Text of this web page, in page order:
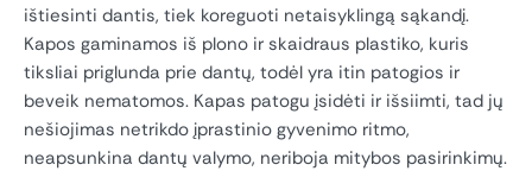
ištiesinti dantis, tiek koreguoti netaisyklingą sąkandį.
Kapos gaminamos iš plono ir skaidraus plastiko, kuris
tiksliai priglunda prie dantų, todėl yra itin patogios ir
beveik nematomos. Kapas patogu įsidėti ir išsiimti, tad jų
nešiojimas netrikdo įprastinio gyvenimo ritmo,
neapsunkina dantų valymo, neriboja mitybos pasirinkimų.